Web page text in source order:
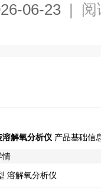
06-23 | 阅
解氧分析仪 产品基础信
情
溶解氧分析仪